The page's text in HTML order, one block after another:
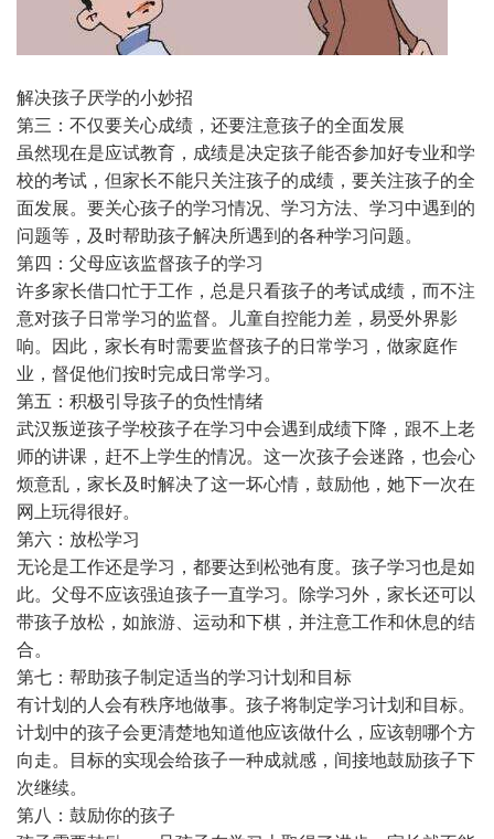
解决孩子厌学的小妙招
第三：不仅要关心成绩，还要注意孩子的全面发展
虽然现在是应试教育，成绩是决定孩子能否参加好专业和学
校的考试，但家长不能只关注孩子的成绩，要关注孩子的全
面发展。要关心孩子的学习情况、学习方法、学习中遇到的
问题等，及时帮助孩子解决所遇到的各种学习问题。
第四：父母应该监督孩子的学习
许多家长借口忙于工作，总是只看孩子的考试成绩，而不注
意对孩子日常学习的监督。儿童自控能力差，易受外界影
响。因此，家长有时需要监督孩子的日常学习，做家庭作
业，督促他们按时完成日常学习。
第五：积极引导孩子的负性情绪
武汉叛逆孩子学校孩子在学习中会遇到成绩下降，跟不上老
师的讲课，赶不上学生的情况。这一次孩子会迷路，也会心
烦意乱，家长及时解决了这一坏心情，鼓励他，她下一次在
网上玩得很好。
第六：放松学习
无论是工作还是学习，都要达到松弛有度。孩子学习也是如
此。父母不应该强迫孩子一直学习。除学习外，家长还可以
带孩子放松，如旅游、运动和下棋，并注意工作和休息的结
合。
第七：帮助孩子制定适当的学习计划和目标
有计划的人会有秩序地做事。孩子将制定学习计划和目标。
计划中的孩子会更清楚地知道他应该做什么，应该朝哪个方
向走。目标的实现会给孩子一种成就感，间接地鼓励孩子下
次继续。
第八：鼓励你的孩子